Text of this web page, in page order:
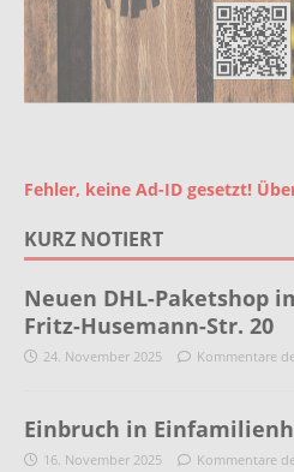
Fehler, keine Ad-ID gesetzt!
KURZ NOTIERT
Neuen DHL-Paketshop
Fritz-Husemann-Str. 20
24. November 2025 Kommentare
Einbruch in
16. November 2025 Kommentare